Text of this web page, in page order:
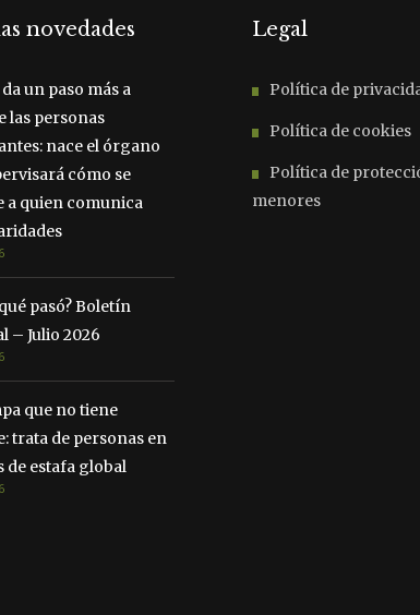
novedades
un paso más a
las personas
nace el órgano
cómo se
a quien comunica
pasó? Boletín
– Julio 2026
que no tiene
trata de personas en
de estafa global
Legal
Política de
Política de cookies
Política de
menores